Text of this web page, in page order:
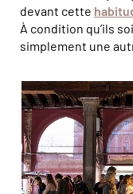
devant cette
À condition qu’ils
simplement une